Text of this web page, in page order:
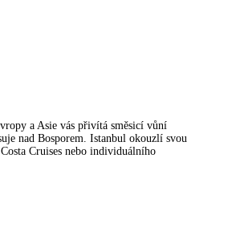
a Asie vás přivítá směsicí vůní
nad Bosporem. Istanbul okouzlí svou
Cruises nebo individuálního